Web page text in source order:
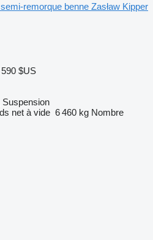
semi-remorque benne Zasław Kipper
$US
Suspension
net à vide 6 460 kg Nombre